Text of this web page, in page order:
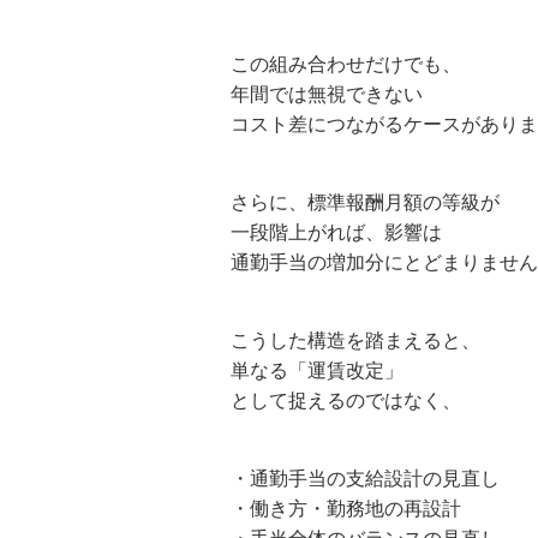
この組み合わせだけでも、
年間では無視できない
コスト差につながるケースがあり
さらに、標準報酬月額の等級が
一段階上がれば、影響は
通勤手当の増加分にとどまりませ
こうした構造を踏まえると、
単なる「運賃改定」
として捉えるのではなく、
・通勤手当の支給設計の見直し
・働き方・勤務地の再設計